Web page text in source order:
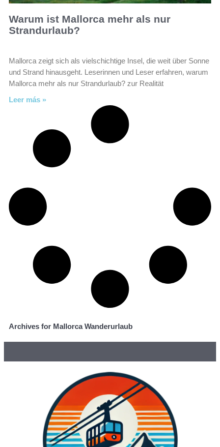
Warum ist Mallorca mehr als nur
Strandurlaub?
Mallorca zeigt sich als vielschichtige Insel, die weit über Sonne
und Strand hinausgeht. Leserinnen und Leser erfahren, warum
Mallorca mehr als nur Strandurlaub? zur Realität
Leer más »
Archives for Mallorca Wanderurlaub